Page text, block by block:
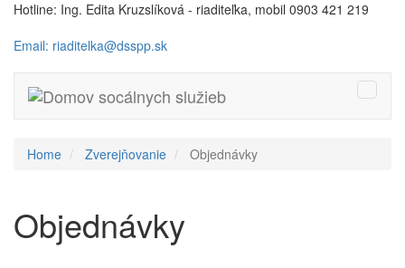
Hotline: Ing. Edita Kruzslíková - riaditeľka, mobil 0903 421 219
Email: riaditelka@dsspp.sk
Toggle
Home Zverejňovanie Objednávky
Objednávky